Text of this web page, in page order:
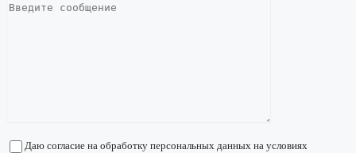
Даю согласие на обработку персональных данных на условиях